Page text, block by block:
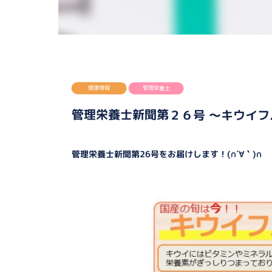
健康情報 管理栄養士
管理栄養士新聞第２６号 ～キウイ
管理栄養士新聞第26号をお届けします！(∩´∀｀)∩